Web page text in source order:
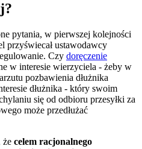
pytania, w pierwszej kolejności
przyświecał ustawodawcy
Czy doręczenie
w interesie wierzyciela - żeby w
pozbawienia dłużnika
dłużnika - który swoim
się od odbioru przesyłki za
może przedłużać
że celem racjonalnego